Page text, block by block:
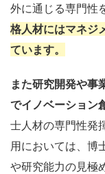
外に通じる専門性
格人材にはマネジ
ています。
また研究開発や事
でイノベーション
士人材の専門性発
用においては、博
や研究能力の見極